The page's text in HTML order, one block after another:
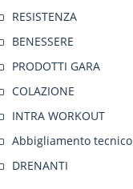
RESISTENZA
BENESSERE
PRODOTTI GARA
COLAZIONE
INTRA WORKOUT
Abbigliamento tecnico
DRENANTI